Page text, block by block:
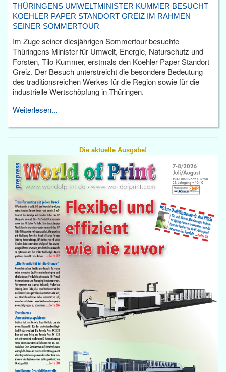
THÜRINGENS UMWELTMINISTER KUMMER BESUCHT
KOEHLER PAPER STANDORT GREIZ IM RAHMEN
SEINER SOMMERTOUR
Im Zuge seiner diesjährigen Sommertour besuchte
Thüringens Minister für Umwelt, Energie, Naturschutz und
Forsten, Tilo Kummer, erstmals den Koehler Paper Standort
Greiz. Der Besuch unterstreicht die besondere Bedeutung
des traditionsreichen Werkes für die Region sowie für die
industrielle Wertschöpfung in Thüringen.
Weiterlesen...
Die aktuelle Ausgabe!